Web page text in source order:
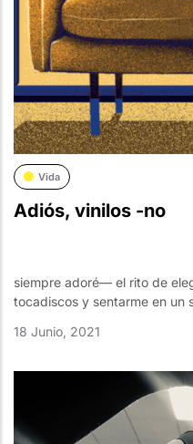
Vida
Adiós, vinilos -no
siempre adoré— el rito de
tocadiscos y sentarme en un
18 Junio, 2021